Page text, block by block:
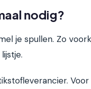
nodig?
je spullen. Zo